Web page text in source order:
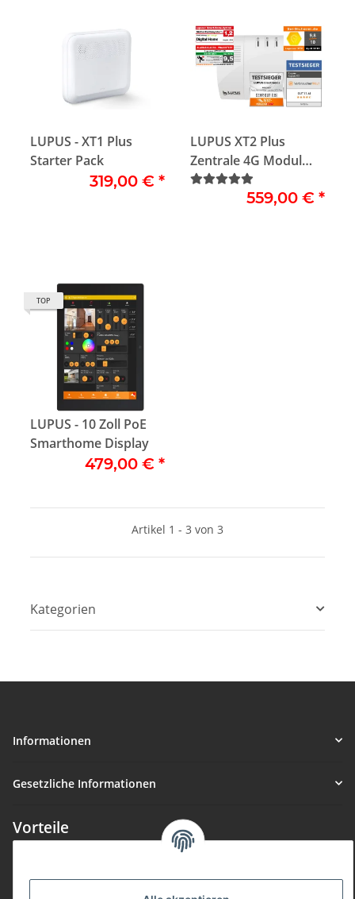
LUPUS - XT1 Plus
Starter Pack
319,00 € *
LUPUS XT2 Plus
Zentrale 4G Modul
inkl. RGB-Lampe inkl.
559,00 € *
TOP
LUPUS - 10 Zoll PoE
Smarthome Display
479,00 € *
Artikel 1 - 3 von 3
Kategorien
Informationen
Gesetzliche Informationen
Vorteile